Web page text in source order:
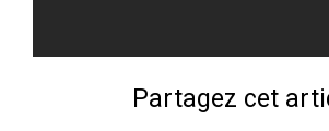
Partagez cet